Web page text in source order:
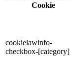
Cookie
cookielawinfo-
checkbox-[category]